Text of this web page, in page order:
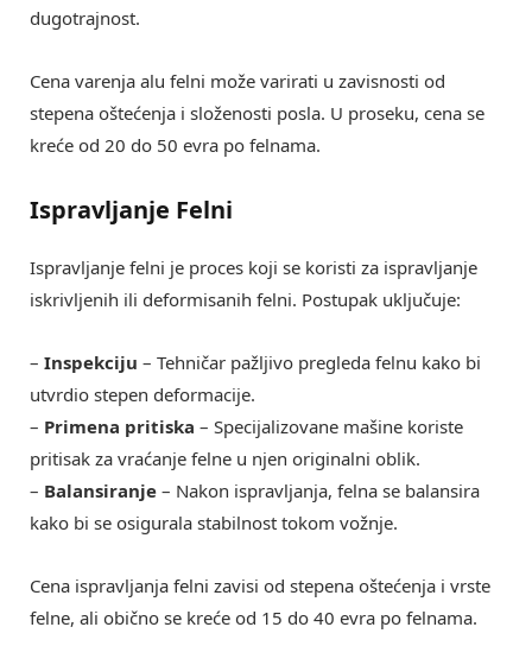
dugotrajnost.
Cena varenja alu felni može varirati u zavisnosti od
stepena oštećenja i složenosti posla. U proseku, cena se
kreće od 20 do 50 evra po felnama.
Ispravljanje Felni
Ispravljanje felni je proces koji se koristi za ispravljanje
iskrivljenih ili deformisanih felni. Postupak uključuje:
– Inspekciju – Tehničar pažljivo pregleda felnu kako bi
utvrdio stepen deformacije.
– Primena pritiska – Specijalizovane mašine koriste
pritisak za vraćanje felne u njen originalni oblik.
– Balansiranje – Nakon ispravljanja, felna se balansira
kako bi se osigurala stabilnost tokom vožnje.
Cena ispravljanja felni zavisi od stepena oštećenja i vrste
felne, ali obično se kreće od 15 do 40 evra po felnama.